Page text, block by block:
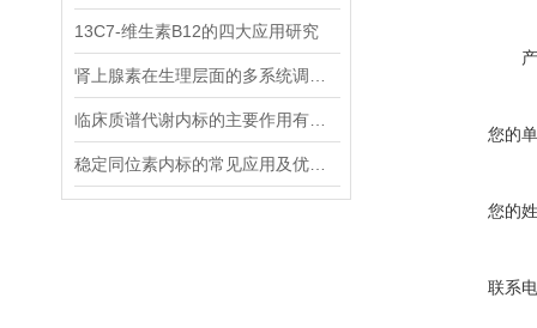
13C7-维生素B12的四大应用研究
您的
您的
联系